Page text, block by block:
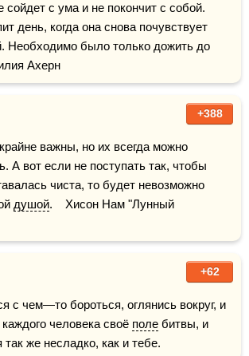
сойдет с ума и не покончит с собой.
день, когда она снова почувствует
Необходимо было только дожить до
Ахерн
+388
крайне важны, но их всегда можно
А вот если не поступать так, чтобы
чиста, то будет невозможно
душой.    Хисон Нам "Лунный
+62
с чем—то бороться, оглянись вокруг, и
человека своё поле битвы, и
так же несладко, как и тебе.